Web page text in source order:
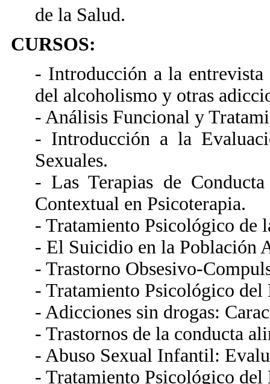
de la Salud.
CURSOS:
- Introducción a la
del alcoholismo y otras
- Análisis Funcional y
- Introducción a la
Sexuales.
- Las Terapias de
Contextual en Psicoterapia.
- Tratamiento Psicológico de
- El Suicidio en la Población
- Trastorno Obsesivo-
- Tratamiento Psicológico
- Adicciones sin drogas:
- Trastornos de la conducta
- Abuso Sexual Infantil:
- Tratamiento Psicológico del